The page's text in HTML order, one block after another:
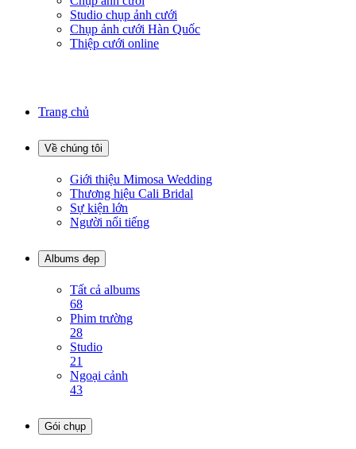
Studio chụp ảnh cưới
Chụp ảnh cưới Hàn Quốc
Thiệp cưới online
Trang chủ
Về chúng tôi
Giới thiệu Mimosa Wedding
Thương hiệu Cali Bridal
Sự kiện lớn
Người nổi tiếng
Albums đẹp
Tất cả albums
68
Phim trường
28
Studio
21
Ngoại cảnh
43
Gói chụp